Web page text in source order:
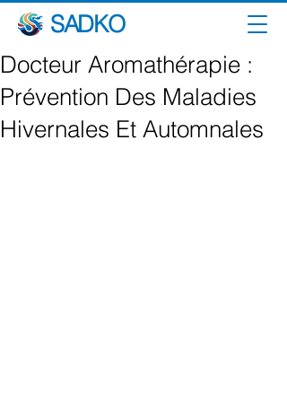
SADKO
Docteur Aromathérapie :
Prévention Des Maladies
Hivernales Et Automnales